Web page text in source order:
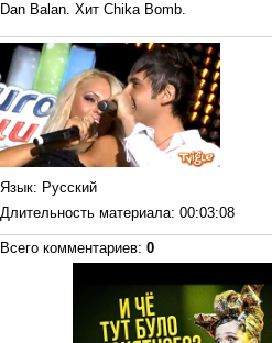
Dan Balan. Хит Chika Bomb.
Язык: Русский
Длительность материала: 00:03:08
Всего комментариев: 0